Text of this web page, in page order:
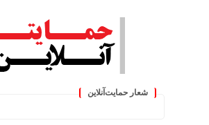
شعار حمایت‌آنلاین